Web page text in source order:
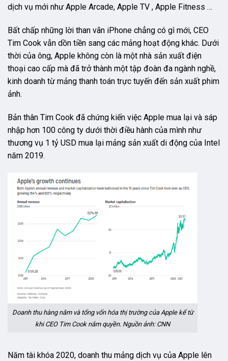
dịch vụ mới như Apple Arcade, Apple TV , Apple Fitness …
Bất chấp những lời than vãn iPhone chẳng có gì mới, CEO
Tim Cook vẫn dồn tiền sang các mảng hoạt động khác. Dưới
thời của ông, Apple không còn là một nhà sản xuất điện
thoại cao cấp mà đã trở thành một tập đoàn đa ngành nghề,
kinh doanh từ mảng thanh toán trực tuyến đến sản xuất phim
ảnh.
Bản thân Tim Cook đã chứng kiến việc Apple mua lại và sáp
nhập hơn 100 công ty dưới thời điều hành của mình như
thương vụ 1 tỷ USD mua lại mảng sản xuất di động của Intel
năm 2019.
Doanh thu hàng năm và tổng vốn hóa thị trường của Apple kể từ
khi CEO Tim Cook nắm quyền. Nguồn ảnh: CNN
Năm tài khóa 2020, doanh thu mảng dịch vụ của Apple lên